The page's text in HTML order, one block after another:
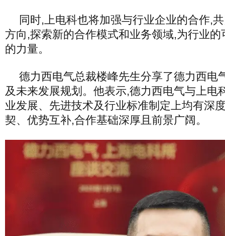
同时,上电科也将加强与行业企业的合作,
方向,探索新的合作模式和业务领域,为行业
的力量。
德力西电气总裁楼峰先生分享了德力西电
及未来发展规划。他表示,德力西电气与上电
业发展、先进技术及行业标准制定上均有深
契、优势互补,合作基础深厚且前景广阔。